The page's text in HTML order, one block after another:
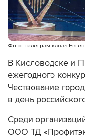
Фото: телеграм-канал
В Кисловодске и
ежегодного
Чествование
в день
Среди
ООО ТД